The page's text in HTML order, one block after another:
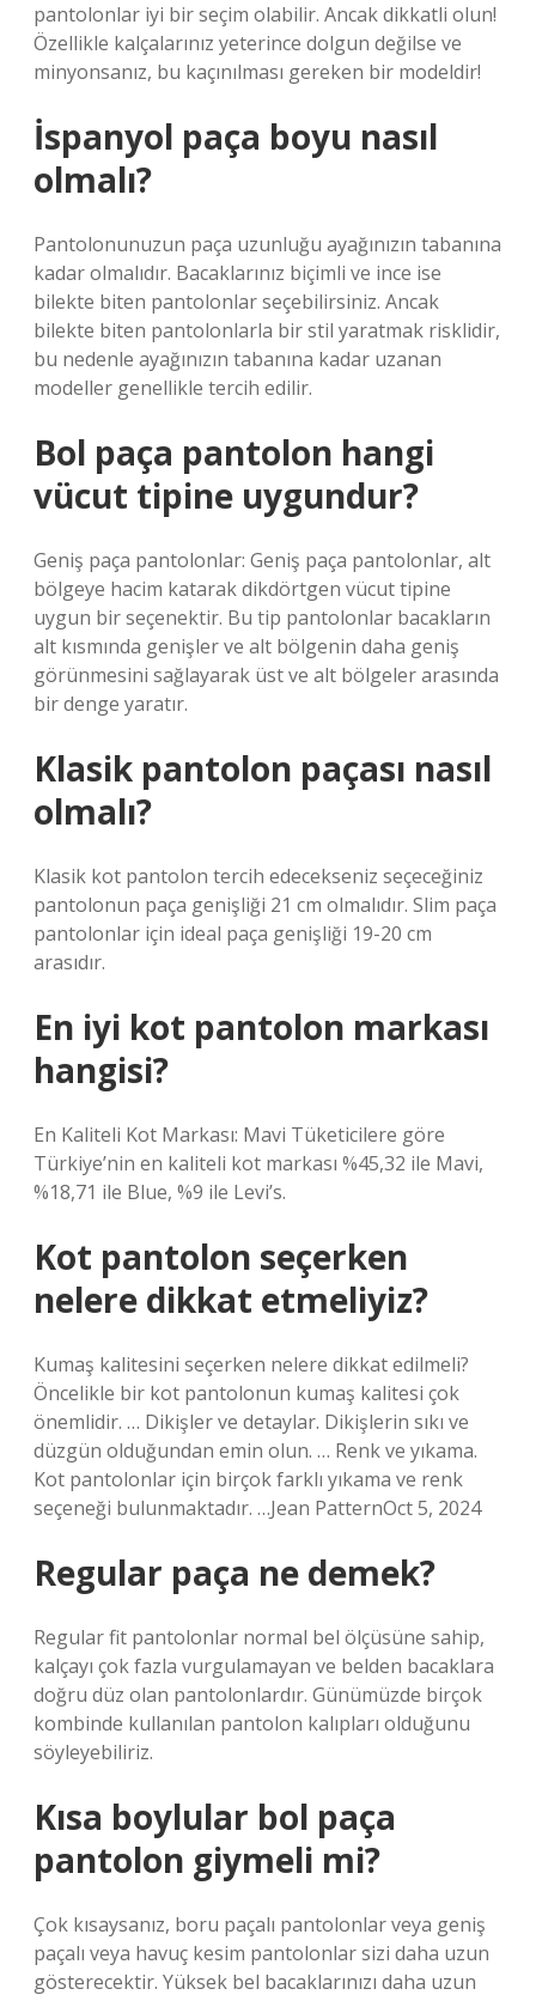
pantolonlar iyi bir seçim olabilir. Ancak dikkatli olun!
Özellikle kalçalarınız yeterince dolgun değilse ve
minyonsanız, bu kaçınılması gereken bir modeldir!
İspanyol paça boyu nasıl
olmalı?
Pantolonunuzun paça uzunluğu ayağınızın tabanına
kadar olmalıdır. Bacaklarınız biçimli ve ince ise
bilekte biten pantolonlar seçebilirsiniz. Ancak
bilekte biten pantolonlarla bir stil yaratmak risklidir,
bu nedenle ayağınızın tabanına kadar uzanan
modeller genellikle tercih edilir.
Bol paça pantolon hangi
vücut tipine uygundur?
Geniş paça pantolonlar: Geniş paça pantolonlar, alt
bölgeye hacim katarak dikdörtgen vücut tipine
uygun bir seçenektir. Bu tip pantolonlar bacakların
alt kısmında genişler ve alt bölgenin daha geniş
görünmesini sağlayarak üst ve alt bölgeler arasında
bir denge yaratır.
Klasik pantolon paçası nasıl
olmalı?
Klasik kot pantolon tercih edecekseniz seçeceğiniz
pantolonun paça genişliği 21 cm olmalıdır. Slim paça
pantolonlar için ideal paça genişliği 19-20 cm
arasıdır.
En iyi kot pantolon markası
hangisi?
En Kaliteli Kot Markası: Mavi Tüketicilere göre
Türkiye’nin en kaliteli kot markası %45,32 ile Mavi,
%18,71 ile Blue, %9 ile Levi’s.
Kot pantolon seçerken
nelere dikkat etmeliyiz?
Kumaş kalitesini seçerken nelere dikkat edilmeli?
Öncelikle bir kot pantolonun kumaş kalitesi çok
önemlidir. … Dikişler ve detaylar. Dikişlerin sıkı ve
düzgün olduğundan emin olun. … Renk ve yıkama.
Kot pantolonlar için birçok farklı yıkama ve renk
seçeneği bulunmaktadır. …Jean PatternOct 5, 2024
Regular paça ne demek?
Regular fit pantolonlar normal bel ölçüsüne sahip,
kalçayı çok fazla vurgulamayan ve belden bacaklara
doğru düz olan pantolonlardır. Günümüzde birçok
kombinde kullanılan pantolon kalıpları olduğunu
söyleyebiliriz.
Kısa boylular bol paça
pantolon giymeli mi?
Çok kısaysanız, boru paçalı pantolonlar veya geniş
paçalı veya havuç kesim pantolonlar sizi daha uzun
gösterecektir. Yüksek bel bacaklarınızı daha uzun